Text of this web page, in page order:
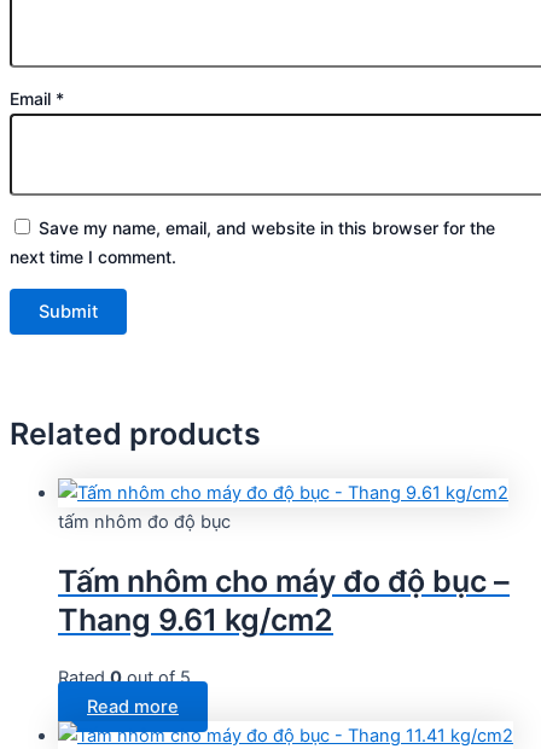
Email *
Save my name, email, and website in this browser for the
next time I comment.
Related products
tấm nhôm đo độ bục
Tấm nhôm cho máy đo độ bục –
Thang 9.61 kg/cm2
Rated0out of 5
Read more